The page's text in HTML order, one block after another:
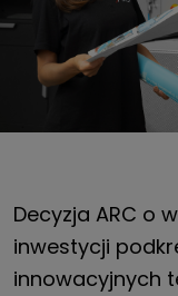
Decyzja ARC o
inwestycji
innowacyjnych